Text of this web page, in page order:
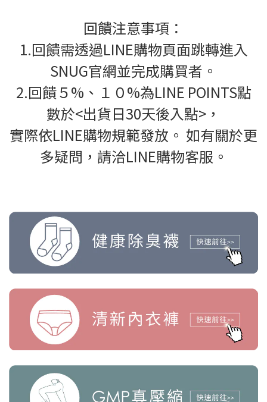
回饋注意事項：
1.回饋需透過LINE購物頁面跳轉進入
SNUG官網並完成購買者。
2.回饋５%、１０%為LINE POINTS點
數於<出貨日30天後入點>，
實際依LINE購物規範發放。 如有關於更
多疑問，請洽LINE購物客服。